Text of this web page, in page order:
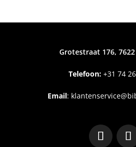
Grotestraat 176, 7622
Telefoon:+31 74
Email: